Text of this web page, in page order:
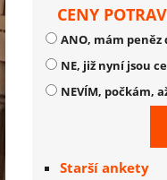
CENY
ANO, mám
NE, již nyní jsou
NEVÍM, počkám,
Starší ankety